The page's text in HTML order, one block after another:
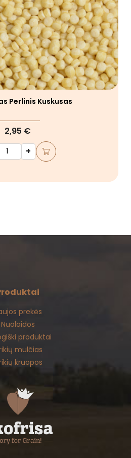
Perlinis Kuskusas
2,95 €
+
prekės
Nuolaidos
produktai
mulčias
kruopos